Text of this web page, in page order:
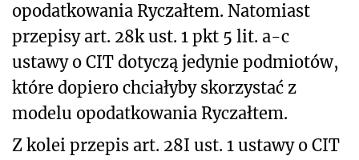
opodatkowania Ryczałtem. Natomiast
przepisy art. 28k ust. 1 pkt 5 lit. a-c
ustawy o CIT dotyczą jedynie podmiotów,
które dopiero chciałyby skorzystać z
modelu opodatkowania Ryczałtem.
Z kolei przepis art. 28I ust. 1 ustawy o CIT